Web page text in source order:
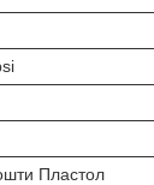
Пластол